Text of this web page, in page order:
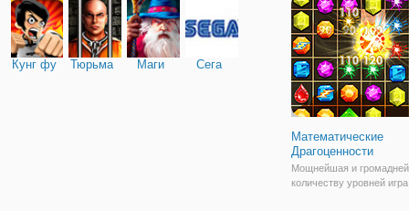
Кунг фу Тюрьма Маги Сега
найти пиратские
которые спрятаны
Математические
Драгоценности
Мощнейшая и
количеству уровней игра